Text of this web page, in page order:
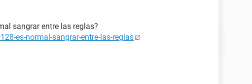
sangrar entre las reglas?
es-normal-sangrar-entre-las-reglas